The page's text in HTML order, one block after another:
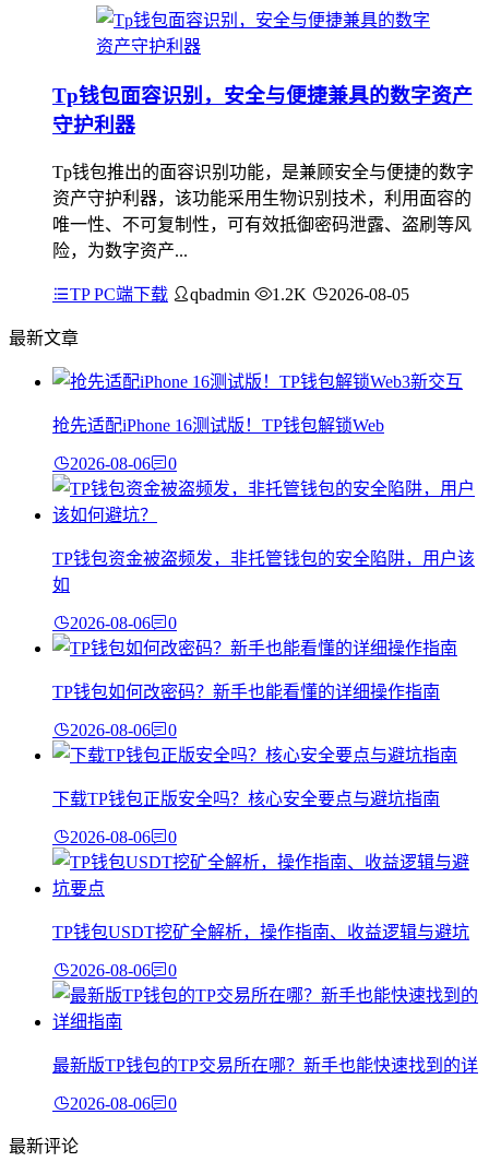
Tp钱包面容识别，安全与便捷兼具的数字资产
守护利器
Tp钱包推出的面容识别功能，是兼顾安全与便捷的数字
资产守护利器，该功能采用生物识别技术，利用面容的
唯一性、不可复制性，可有效抵御密码泄露、盗刷等风
险，为数字资产...
TP PC端下载 qbadmin 1.2K 2026-08-05
最新文章
抢先适配iPhone 16测试版！TP钱包解锁Web
2026-08-06 0
TP钱包资金被盗频发，非托管钱包的安全陷阱，用户该
如
2026-08-06 0
TP钱包如何改密码？新手也能看懂的详细操作指南
2026-08-06 0
下载TP钱包正版安全吗？核心安全要点与避坑指南
2026-08-06 0
TP钱包USDT挖矿全解析，操作指南、收益逻辑与避坑
2026-08-06 0
最新版TP钱包的TP交易所在哪？新手也能快速找到的详
2026-08-06 0
最新评论